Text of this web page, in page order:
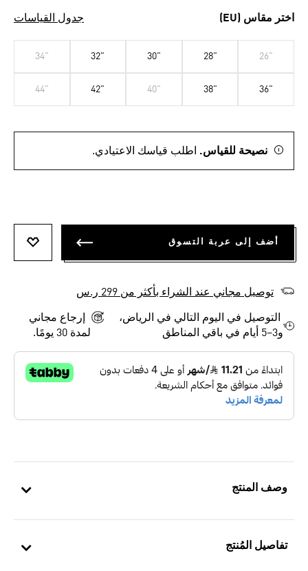
وصف المنتج
تفاصيل المُنتج
اختر مقاس (EU) جدول القياسات
26"
28"
30"
32"
34"
36"
38"
40"
42"
44"
نصيحة للقياس. اطلب قياسك الاعتيادي.
أضف إلى عربة التسوق
توصيل مجاني عند الشراء بأكثر من 299 ر.س
التوصيل في اليوم التالي في الرياض،
و3–5 أيام في باقي المناطق
إرجاع مجاني
لمدة 30 يومًا.